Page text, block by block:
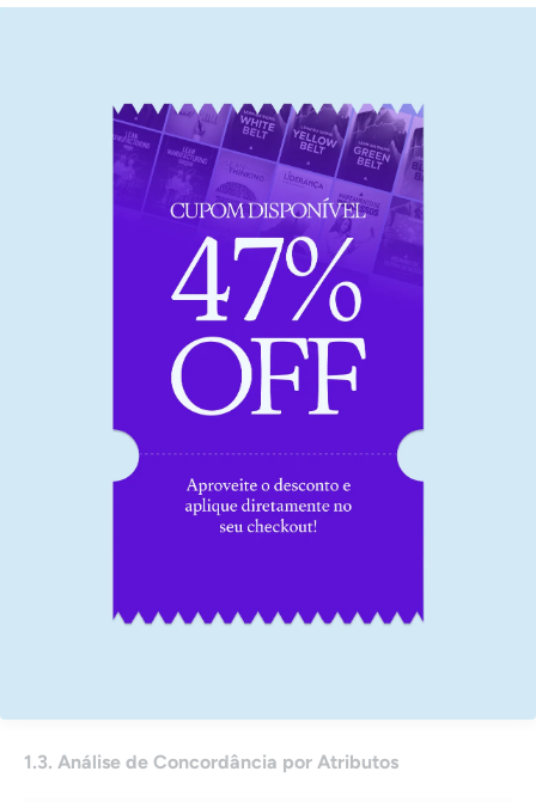
Critérios de Aceitação
Exemplo prático 01
Exemplo prático 02
Exemplo prático 03
Exemplo prático 04
1.2. R&R Expandido
R&R Expandido o que é
1.3. Análise de Concordância por Atributos